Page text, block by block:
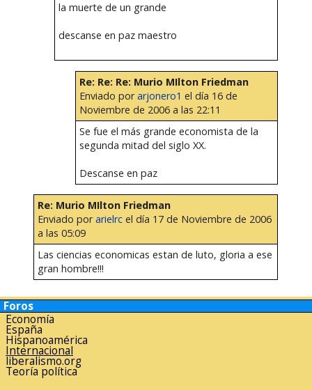
la muerte de un grande
descanse en paz maestro
Re: Re: Re: Murio MIlton Friedman
Enviado porarjonero1 el día 16 de
Noviembre de 2006 a las 22:11
Se fue el más grande economista de la
segunda mitad del siglo XX.
Descanse en paz
Re: Murio MIlton Friedman
Enviado porarielrcel día 17 de Noviembre de 2006
a las 05:09
Las ciencias economicas estan de luto, gloria a ese
gran hombre!!!
Foros
Economía
España
Hispanoamérica
Internacional
liberalismo.org
Teoría política